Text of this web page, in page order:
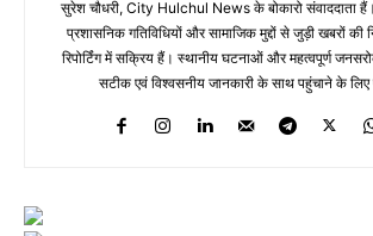
सुरेश चौधरी, City Hulchul News के बोकारो संवाददाता
प्रशासनिक गतिविधियों और सामाजिक मुद्दों से जुड़ी खबरों की
रिपोर्टिंग में सक्रिय हैं। स्थानीय घटनाओं और महत्वपूर्ण
सटीक एवं विश्वसनीय जानकारी के साथ पहुंचाने के लिए